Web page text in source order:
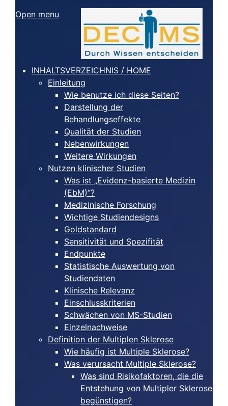
Open menu
INHALTSVERZEICHNIS / HOME
Einleitung
Wie benutze ich diese Seiten?
Darstellung der
Behandlungseffekte
Qualität der Studien
Nebenwirkungen
Weitere Wirkungen
Nutzen klinischer Studien
Was ist „Evidenz-basierte Medizin
(EbM)“?
Medizinische Forschung
Wichtige Studiendesigns
Goldstandard
Sensitivität und Spezifität
Endpunkte
Statistische Auswertung von
Studiendaten
Klinische Relevanz
Einschlusskriterien
Schwächen von MS-Studien
Einzelnachweise
Definition der Multiplen Sklerose
Wie häufig ist Multiple Sklerose?
Was verursacht Multiple Sklerose?
Was sind Risikofaktoren, die die
Entstehung von Multipler Sklerose
begünstigen?